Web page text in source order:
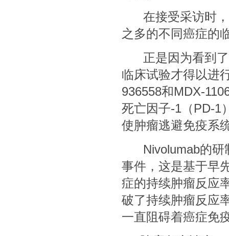
在接受采访时，
之多的不同癌症的
正是因为看到了
临床试验才得以进
936558和MDX-
死亡因子-1（PD-1
使肿瘤逃避免疫系
Nivolumab的研
事件，这是基于早
症的持续肿瘤反应
破了持续肿瘤反应
一直阻碍着癌症免